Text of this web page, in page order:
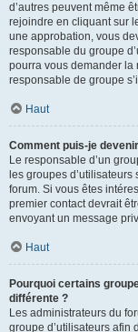
d’autres peuvent même
rejoindre en cliquant sur
une approbation, vous
responsable du groupe
pourra vous demander la
responsable de groupe
Haut
Comment puis-je
Le responsable d’un
les groupes
forum. Si vous êtes
premier contact devrait
envoyant un message
Haut
Pourquoi certains
différente ?
Les administrateurs du
groupe d’utilisateurs afin